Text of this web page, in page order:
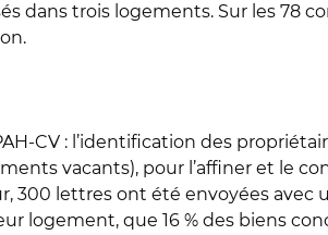
dans trois logements. Sur les 78
CV : l’identification des
vacants), pour l’affiner et le
300 lettres ont été envoyées avec
logement, que 16 % des biens